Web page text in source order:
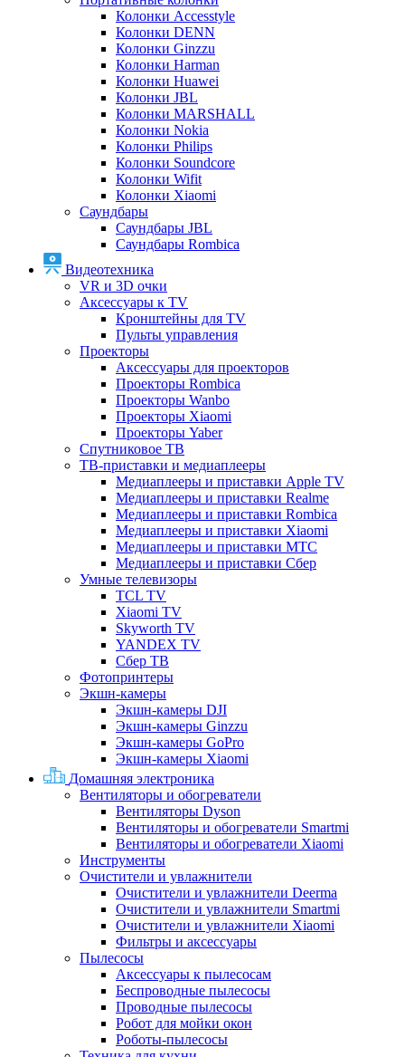
Колонки Accesstyle
Колонки DENN
Колонки Ginzzu
Колонки Harman
Колонки Huawei
Колонки JBL
Колонки MARSHALL
Колонки Nokia
Колонки Philips
Колонки Soundcore
Колонки Wifit
Колонки Xiaomi
Саундбары
Саундбары JBL
Саундбары Rombica
Видеотехника
VR и 3D очки
Аксессуары к TV
Кронштейны для TV
Пульты управления
Проекторы
Аксессуары для проекторов
Проекторы Rombica
Проекторы Wanbo
Проекторы Xiaomi
Проекторы Yaber
Спутниковое ТВ
ТВ-приставки и медиаплееры
Медиаплееры и приставки Apple TV
Медиаплееры и приставки Realme
Медиаплееры и приставки Rombica
Медиаплееры и приставки Xiaomi
Медиаплееры и приставки МТС
Медиаплееры и приставки Сбер
Умные телевизоры
TCL TV
Xiaomi TV
Skyworth TV
YANDEX TV
Сбер ТВ
Фотопринтеры
Экшн-камеры
Экшн-камеры DJI
Экшн-камеры Ginzzu
Экшн-камеры GoPro
Экшн-камеры Xiaomi
Домашняя электроника
Вентиляторы и обогреватели
Вентиляторы Dyson
Вентиляторы и обогреватели Smartmi
Вентиляторы и обогреватели Xiaomi
Инструменты
Очистители и увлажнители
Очистители и увлажнители Deerma
Очистители и увлажнители Smartmi
Очистители и увлажнители Xiaomi
Фильтры и аксессуары
Пылесосы
Аксессуары к пылесосам
Беспроводные пылесосы
Проводные пылесосы
Робот для мойки окон
Роботы-пылесосы